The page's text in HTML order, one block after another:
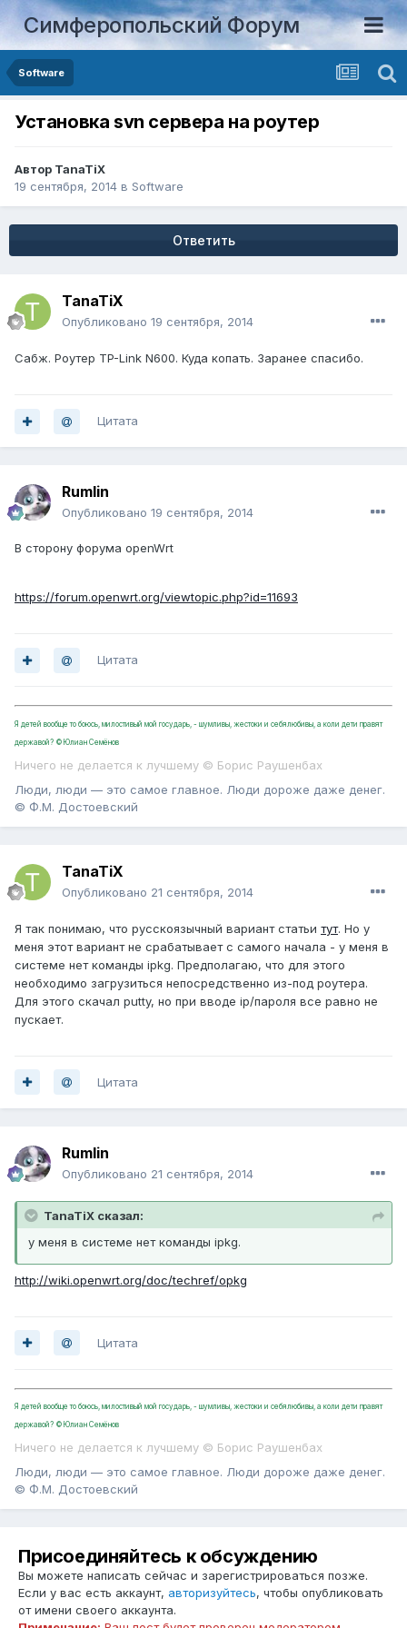
Симферопольский Форум
Software
Установка svn сервера на роутер
Автор TanaTiX
19 сентября, 2014 в Software
Ответить
TanaTiX
Опубликовано 19 сентября, 2014
Сабж. Роутер TP-Link N600. Куда копать. Заранее спасибо.
Цитата
Rumlin
Опубликовано 19 сентября, 2014
В сторону форума openWrt
https://forum.openwrt.org/viewtopic.php?id=11693
Цитата
Я детей вообще то боюсь, милостивый мой государь, - шумливы, жестоки и себялюбивы, а коли дети правят
державой? ©Юлиан Семёнов
Ничего не делается к лучшему © Борис Раушенбах
Люди, люди — это самое главное. Люди дороже даже денег.
© Ф.М. Достоевский
TanaTiX
Опубликовано 21 сентября, 2014
Я так понимаю, что русскоязычный вариант статьи тут. Но у
меня этот вариант не срабатывает с самого начала - у меня в
системе нет команды ipkg. Предполагаю, что для этого
необходимо загрузиться непосредственно из-под роутера.
Для этого скачал putty, но при вводе ip/пароля все равно не
пускает.
Цитата
Rumlin
Опубликовано 21 сентября, 2014
TanaTiX сказал:
у меня в системе нет команды ipkg.
http://wiki.openwrt.org/doc/techref/opkg
Цитата
Я детей вообще то боюсь, милостивый мой государь, - шумливы, жестоки и себялюбивы, а коли дети правят
державой? ©Юлиан Семёнов
Ничего не делается к лучшему © Борис Раушенбах
Люди, люди — это самое главное. Люди дороже даже денег.
© Ф.М. Достоевский
Присоединяйтесь к обсуждению
Вы можете написать сейчас и зарегистрироваться позже.
Если у вас есть аккаунт, авторизуйтесь, чтобы опубликовать
от имени своего аккаунта.